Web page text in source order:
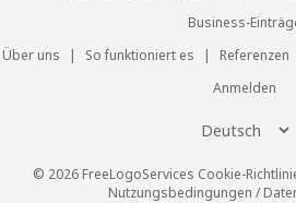
Business-
Über uns
| So funktioniert es | Referenzen
Anmelden
© 2026 FreeLogoServices Cookie-
Nutzungsbedingungen /